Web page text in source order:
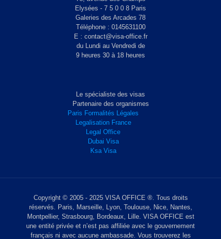
Elysées - 7 5 0 0 8 Paris
Galeries des Arcades 78
Téléphone : 0145631100
E : contact@visa-office.fr
du Lundi au Vendredi de
9 heures 30 à 18 heures
Le spécialiste des visas
Partenaire des organismes
Paris Formalités Légales
Legalisation France
Legal Office
Dubai Visa
Ksa Visa
Copyright © 2005 - 2025 VISA OFFICE ®. Tous droits
réservés. Paris, Marseille, Lyon, Toulouse, Nice, Nantes,
Montpellier, Strasbourg, Bordeaux, Lille. VISA OFFICE est
une entité privée et n’est pas affiliée avec le gouvernement
français ni avec aucune ambassade. Vous trouverez les